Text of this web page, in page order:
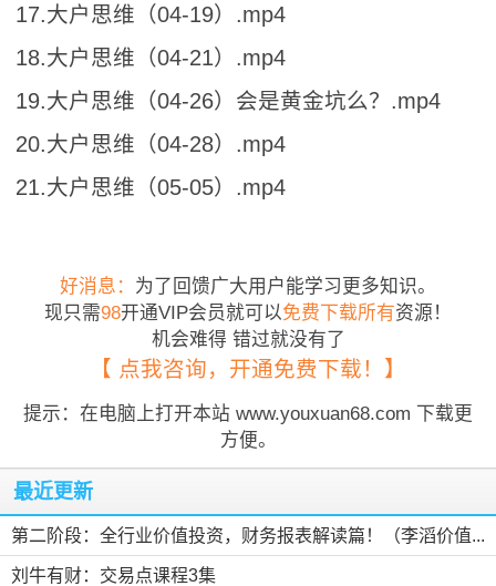
17.大户思维（04-19）.mp4
18.大户思维（04-21）.mp4
19.大户思维（04-26）会是黄金坑么？.mp4
20.大户思维（04-28）.mp4
21.大户思维（05-05）.mp4
好消息： 为了回馈广大用户能学习更多知识。
现只需98开通VIP会员就可以免费下载所有资源！
机会难得 错过就没有了
【 点我咨询，开通免费下载！】
提示：在电脑上打开本站 www.youxuan68.com 下载更
方便。
最近更新
第二阶段：全行业价值投资，财务报表解读篇！（李滔价值...
刘牛有财：交易点课程3集